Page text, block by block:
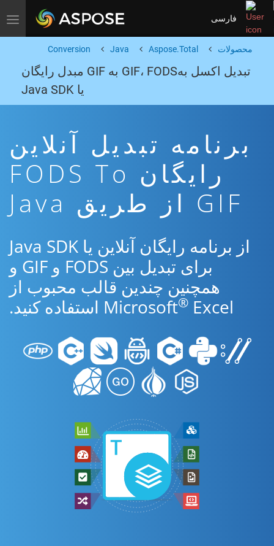
Toggle navigation فارسی
محصولات Aspose.Total
Java
Conversion
تبدیل اکسل بهGIF، FODS به GIF مبدل رایگان
یا Java SDK
برنامه تبدیل آنلاین
رایگان FODS To
GIF از طریق Java
از برنامه رایگان آنلاین یا Java SDK
برای تبدیل بین FODS و GIF و
همچنین چندین قالب محبوب از
Microsoft® Excel استفاده کنید.